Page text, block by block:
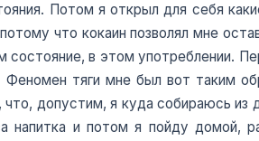
Потом я открыл для себя
что кокаин позволял мне
в этом употреблении.
Феномен тяги мне был вот таким
допустим, я куда собираюсь
напитка и потом я пойду домой,